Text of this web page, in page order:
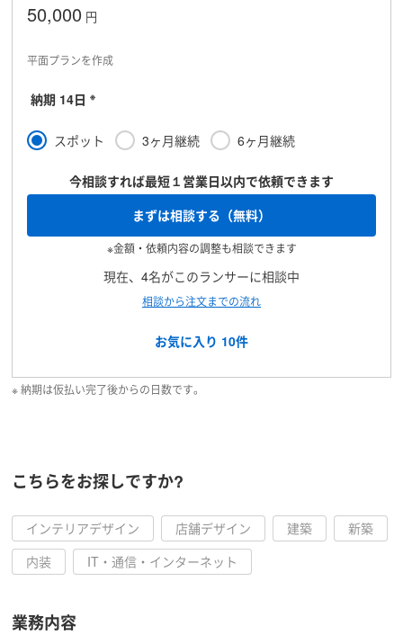
こちらをお探しですか?
インテリアデザイン 店舗デザイン 建築
新築
内装
IT・通信・インターネット
業務内容
50,000 円
平面プランを作成
納期 14日 ※
スポット 3ヶ月継続 6ヶ月継続
今相談すれば最短１営業日以内で依頼できます
まずは相談する（無料）
※金額・依頼内容の調整も相談できます
現在、4名がこのランサーに相談中
相談から注文までの流れ
お気に入り 10件
※ 納期は仮払い完了後からの日数です。